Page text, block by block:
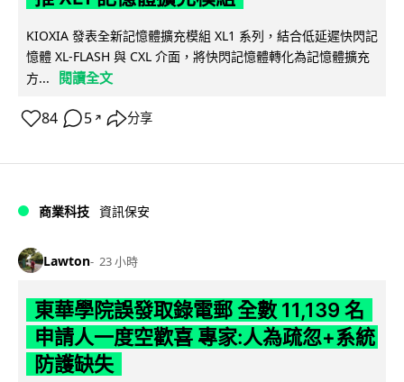
KIOXIA 發表全新記憶體擴充模組 XL1 系列，結合低延遲快閃記
憶體 XL-FLASH 與 CXL 介面，將快閃記憶體轉化為記憶體擴充
方...
閱讀全文
84 5 ↗ 分享
商業科技 資訊保安
Lawton 23 小時
東華學院誤發取錄電郵 全數 11,139 名
申請人一度空歡喜 專家:人為疏忽+系統
防護缺失